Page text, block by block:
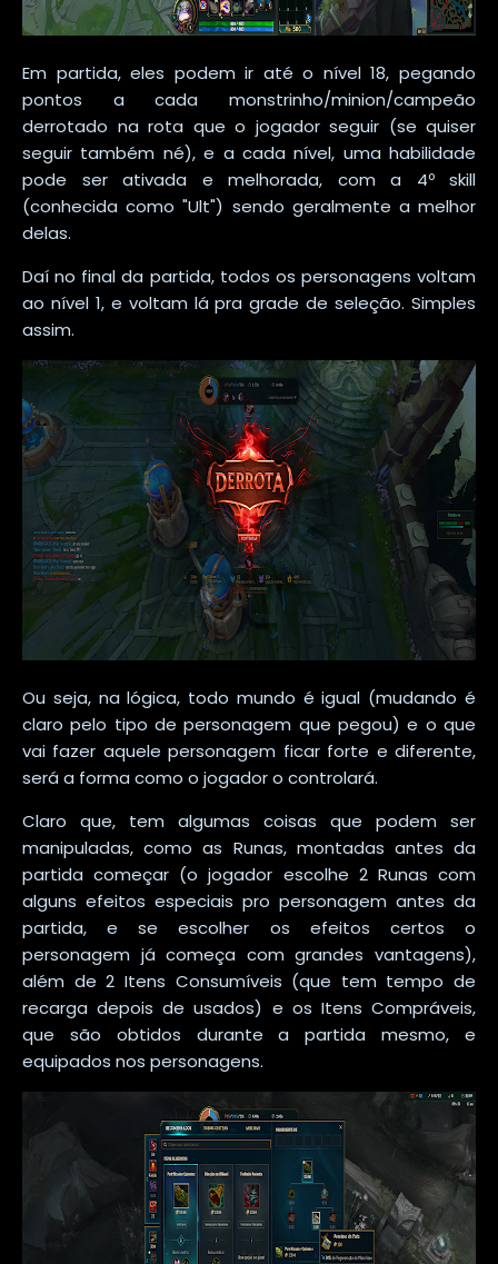
Em partida, eles podem ir até o nível 18, pegando
pontos a cada monstrinho/minion/campeão
derrotado na rota que o jogador seguir (se quiser
seguir também né), e a cada nível, uma habilidade
pode ser ativada e melhorada, com a 4º skill
(conhecida como "Ult") sendo geralmente a melhor
delas.
Daí no final da partida, todos os personagens voltam
ao nível 1, e voltam lá pra grade de seleção. Simples
assim.
Ou seja, na lógica, todo mundo é igual (mudando é
claro pelo tipo de personagem que pegou) e o que
vai fazer aquele personagem ficar forte e diferente,
será a forma como o jogador o controlará.
Claro que, tem algumas coisas que podem ser
manipuladas, como as Runas, montadas antes da
partida começar (o jogador escolhe 2 Runas com
alguns efeitos especiais pro personagem antes da
partida, e se escolher os efeitos certos o
personagem já começa com grandes vantagens),
além de 2 Itens Consumíveis (que tem tempo de
recarga depois de usados) e os Itens Compráveis,
que são obtidos durante a partida mesmo, e
equipados nos personagens.